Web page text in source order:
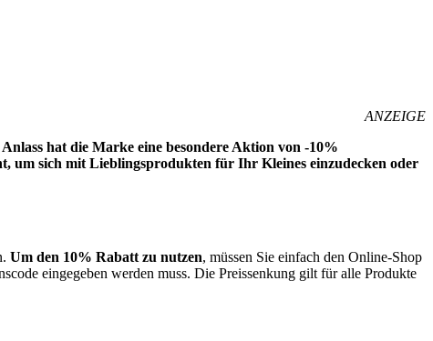
ANZEIGE
hat die Marke eine besondere Aktion von -10%
um sich mit Lieblingsprodukten für Ihr Kleines einzudecken oder
Um den 10% Rabatt zu nutzen, müssen Sie einfach den Online-Shop
eingegeben werden muss. Die Preissenkung gilt für alle Produkte